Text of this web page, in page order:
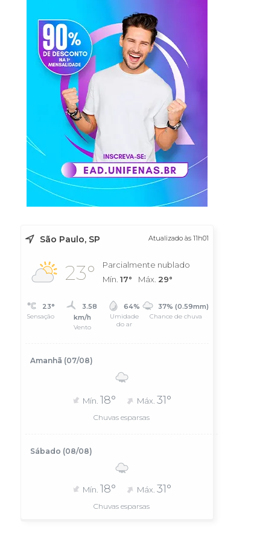
São Paulo, SP Atualizado às 11h01
23°
Parcialmente nublado
Mín. 17° Máx. 29°
23°
Sensação
3.58
km/h
Vento
64%
Umidade
do ar
37% (0.59mm)
Chance de chuva
Amanhã (07/08)
Mín. 18° Máx. 31°
Chuvas esparsas
Sábado (08/08)
Mín. 18° Máx. 31°
Chuvas esparsas